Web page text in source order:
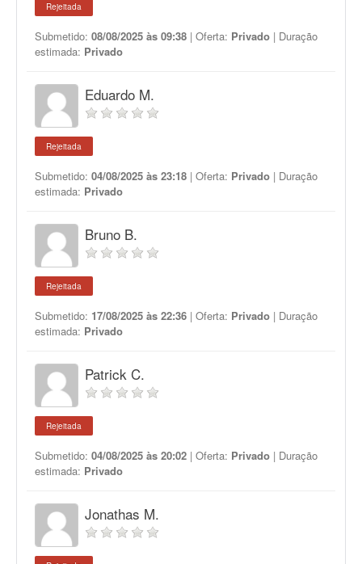
Rejeitada
Submetido: 08/08/2025 às 09:38 | Oferta: Privado | Duração
estimada: Privado
Eduardo M.
Rejeitada
Submetido: 04/08/2025 às 23:18 | Oferta: Privado | Duração
estimada: Privado
Bruno B.
Rejeitada
Submetido: 17/08/2025 às 22:36 | Oferta: Privado | Duração
estimada: Privado
Patrick C.
Rejeitada
Submetido: 04/08/2025 às 20:02 | Oferta: Privado | Duração
estimada: Privado
Jonathas M.